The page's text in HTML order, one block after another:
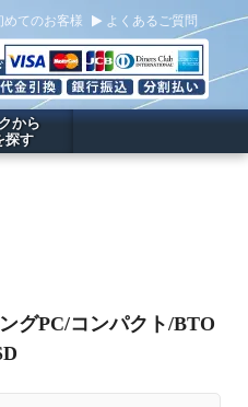
めてのお客様 よくあるご質問
から
探す
グPC/コンパクト/BTO